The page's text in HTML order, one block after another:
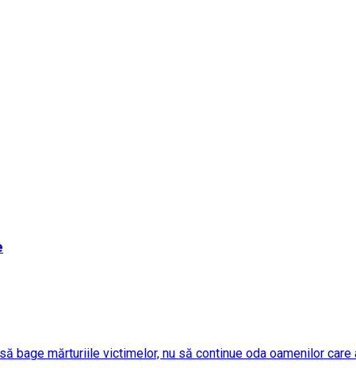
bage mărturiile victimelor, nu să continue oda oamenilor care